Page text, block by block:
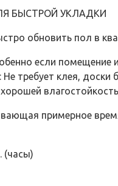
БЫСТРОЙ УКЛАДКИ
обновить пол в
если помещение
требует клея,
примерное
(часы)